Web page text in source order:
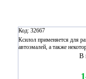
Код: 32667
Ксилол применяется для
автоэмалей, а также
В